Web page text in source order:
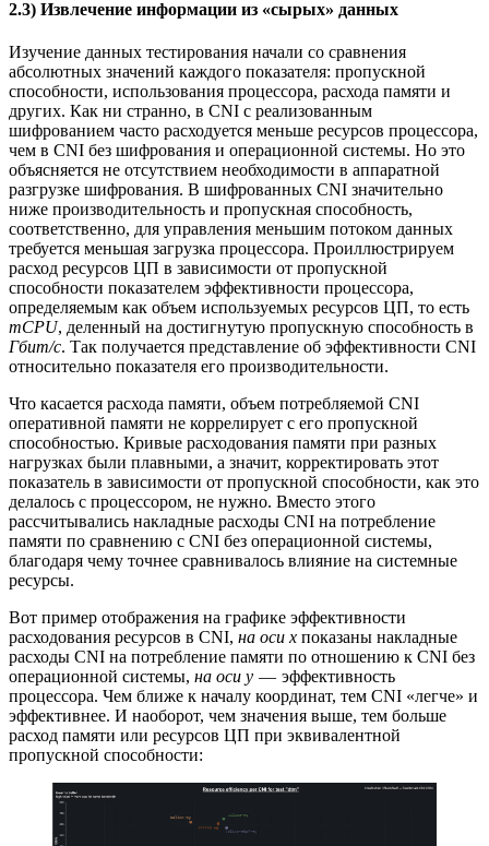
2.3) Извлечение информации из «сырых» данных
Изучение данных тестирования начали со сравнения
абсолютных значений каждого показателя: пропускной
способности, использования процессора, расхода памяти и
других. Как ни странно, в CNI с реализованным
шифрованием часто расходуется меньше ресурсов процессора,
чем в CNI без шифрования и операционной системы. Но это
объясняется не отсутствием необходимости в аппаратной
разгрузке шифрования. В шифрованных CNI значительно
ниже производительность и пропускная способность,
соответственно, для управления меньшим потоком данных
требуется меньшая загрузка процессора. Проиллюстрируем
расход ресурсов ЦП в зависимости от пропускной
способности показателем эффективности процессора,
определяемым как объем используемых ресурсов ЦП, то есть
mCPU, деленный на достигнутую пропускную способность в
Гбит/с. Так получается представление об эффективности CNI
относительно показателя его производительности.
Что касается расхода памяти, объем потребляемой CNI
оперативной памяти не коррелирует с его пропускной
способностью. Кривые расходования памяти при разных
нагрузках были плавными, а значит, корректировать этот
показатель в зависимости от пропускной способности, как это
делалось с процессором, не нужно. Вместо этого
рассчитывались накладные расходы CNI на потребление
памяти по сравнению с CNI без операционной системы,
благодаря чему точнее сравнивалось влияние на системные
ресурсы.
Вот пример отображения на графике эффективности
расходования ресурсов в CNI, на оси x показаны накладные
расходы CNI на потребление памяти по отношению к CNI без
операционной системы, на оси y — эффективность
процессора. Чем ближе к началу координат, тем CNI «легче» и
эффективнее. И наоборот, чем значения выше, тем больше
расход памяти или ресурсов ЦП при эквивалентной
пропускной способности: